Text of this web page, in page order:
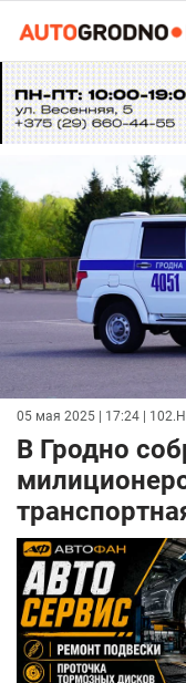
05 мая 2025 | 17:24 |
В Гродно